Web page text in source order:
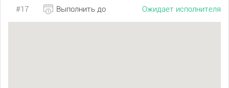
#17 Ожидает исполнителя
Выполнить до